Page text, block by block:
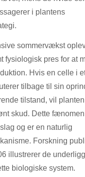
i plantens
sommervækst
fysiologisk pres for at
Hvis en celle i
tilbage til sin
tilstand, vil
skud. Dette
og er en naturlig
Forskning
illustrerer de
biologiske system.